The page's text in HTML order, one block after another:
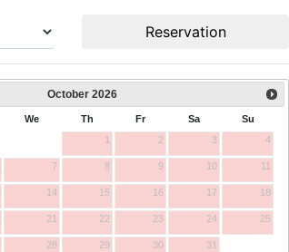
Reservation
October 2026
We Th Fr Sa
Su
1
2 3 4
7 8 9 10 11
14 15 16 17 18
21 22 23 24 25
28 29 30 31